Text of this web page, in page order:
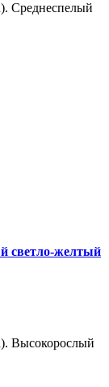
Среднеспелый
светло-желтый
Высокорослый